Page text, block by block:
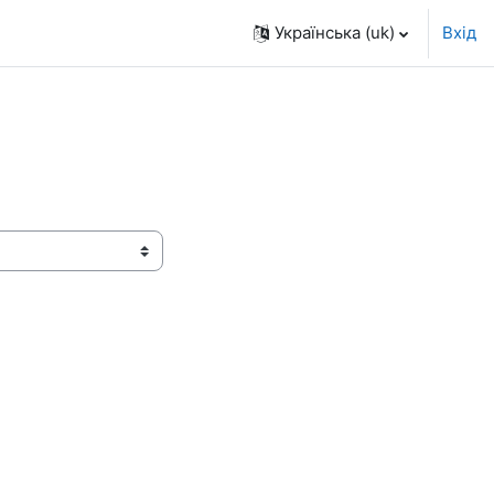
Українська ‎(uk)‎ Вхід